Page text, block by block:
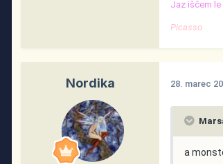
Jaz iščem le
Picasso
Nordika 28. marec
a